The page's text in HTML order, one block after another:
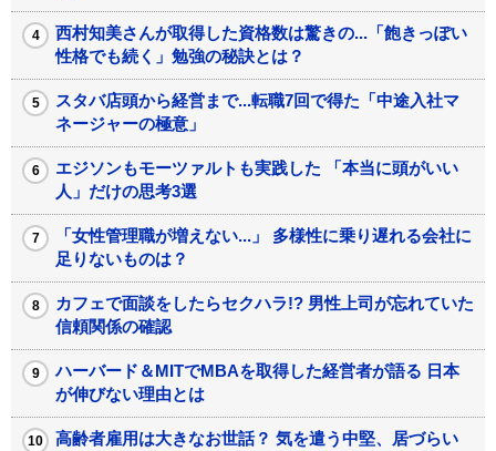
西村知美さんが取得した資格数は驚きの...「飽きっぽい
性格でも続く」勉強の秘訣とは？
スタバ店頭から経営まで...転職7回で得た「中途入社マ
ネージャーの極意」
エジソンもモーツァルトも実践した 「本当に頭がいい
人」だけの思考3選
「女性管理職が増えない...」 多様性に乗り遅れる会社に
足りないものは？
カフェで面談をしたらセクハラ!? 男性上司が忘れていた
信頼関係の確認
ハーバード＆MITでMBAを取得した経営者が語る 日本
が伸びない理由とは
高齢者雇用は大きなお世話？ 気を遣う中堅、居づらい